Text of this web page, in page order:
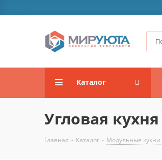
Каталог
Угловая
Главная - Каталог - Модульные кухни